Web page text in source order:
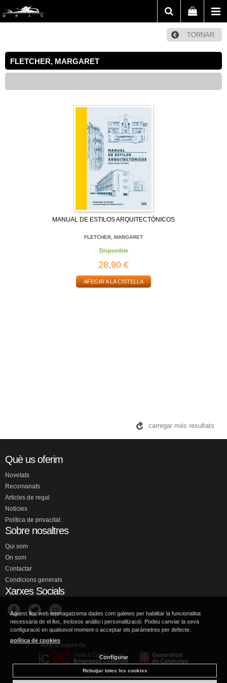
TORNAR
FLETCHER, MARGARET
MANUAL DE ESTILOS ARQUITECTÓNICOS
FLETCHER, MARGARET
Disponible
28,90 €
AFEGIR A LA CISTELLA
carregar més resultats
Què us oferim
Novetats
Recomanats
Articles de regal
Noticies
Política de privacitat
Sobre nosaltres
Qui som
On som
Contactar
Condicions generals
Xarxes Socials
Aquest lloc web emmagatzema dades com galetes per habilitar la funcionalitat
necessària de el lloc, inclosos anàlisi i personalització. Podeu canviar la seva
configuració en qualsevol moment o acceptar els paràmetres per defecte.
política de cookies
Configurar
Rebutjar totes les cookies